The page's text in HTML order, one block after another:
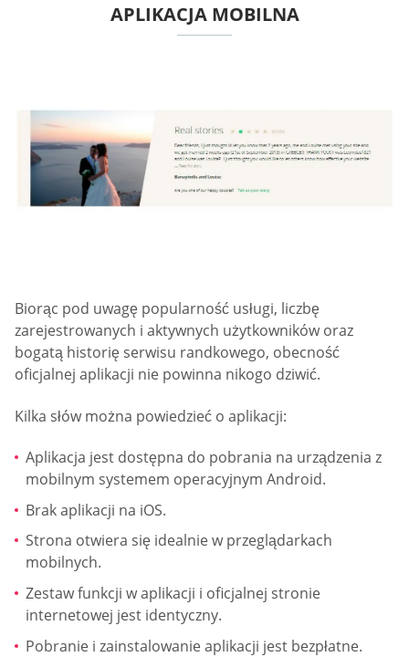
APLIKACJA MOBILNA
Biorąc pod uwagę popularność usługi, liczbę
zarejestrowanych i aktywnych użytkowników oraz
bogatą historię serwisu randkowego, obecność
oficjalnej aplikacji nie powinna nikogo dziwić.
Kilka słów można powiedzieć o aplikacji:
Aplikacja jest dostępna do pobrania na urządzenia z
mobilnym systemem operacyjnym Android.
Brak aplikacji na iOS.
Strona otwiera się idealnie w przeglądarkach
mobilnych.
Zestaw funkcji w aplikacji i oficjalnej stronie
internetowej jest identyczny.
Pobranie i zainstalowanie aplikacji jest bezpłatne.